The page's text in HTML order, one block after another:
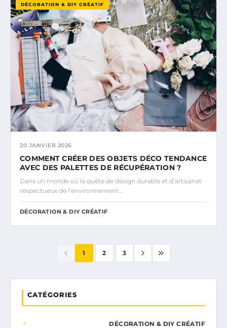
DÉCORATION & DIY CRÉATIF
20 JANVIER 2026
COMMENT CRÉER DES OBJETS DÉCO TENDANCE
AVEC DES PALETTES DE RÉCUPÉRATION ?
Dans un monde où la quête de design durable et d’artisanat
respectueux de l’environnement…
DÉCORATION & DIY CRÉATIF
1 2 3
CATÉGORIES
DÉCORATION & DIY CRÉATIF